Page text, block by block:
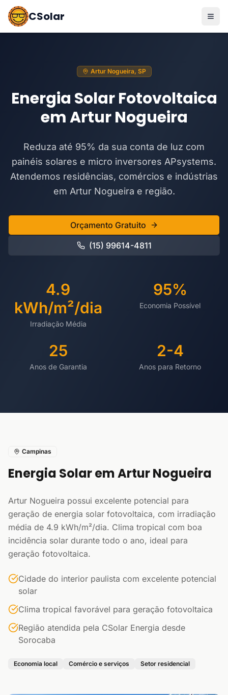
CSolar
Artur Nogueira, SP
Energia Solar Fotovoltaica
em Artur Nogueira
Reduza até 95% da sua conta de luz com
painéis solares e micro inversores APsystems.
Atendemos residências, comércios e indústrias
em Artur Nogueira e região.
Orçamento Gratuito
(15) 99614-4811
4.9
kWh/m²/dia
Irradiação Média
95%
Economia Possível
25
Anos de Garantia
2-4
Anos para Retorno
Campinas
Energia Solar em Artur Nogueira
Artur Nogueira possui excelente potencial para
geração de energia solar fotovoltaica, com irradiação
média de 4.9 kWh/m²/dia. Clima tropical com boa
incidência solar durante todo o ano, ideal para
geração fotovoltaica.
Cidade do interior paulista com excelente potencial
solar
Clima tropical favorável para geração fotovoltaica
Região atendida pela CSolar Energia desde
Sorocaba
Economia local Comércio e serviços Setor residencial